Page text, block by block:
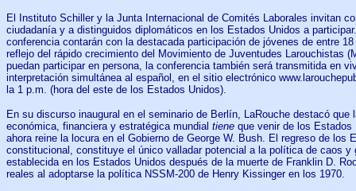
El Instituto Schiller y la Junta Internacional de Comités Laborales invitan
ciudadanía y a distinguidos diplomáticos en los Estados Unidos a
conferencia contarán con la destacada participación de jóvenes de entre
reflejo del rápido crecimiento del Movimiento de Juventudes Larouchistas
puedan participar en persona, la conferencia también será transmitida en
interpretación simultánea al español, en el sitio electrónico
la 1 p.m. (hora del este de los Estados Unidos).
En su discurso inaugural en el seminario de Berlín, LaRouche destacó que
económica, financiera y estratégica mundial tiene que venir de los Estados
ahora reine la locura en el Gobierno de George W. Bush. El regreso de los
constitucional, constituye el único valladar potencial a la política de caos y
establecida en los Estados Unidos después de la muerte de Franklin D.
reales al adoptarse la política NSSM-200 de Henry Kissinger en los 1970.